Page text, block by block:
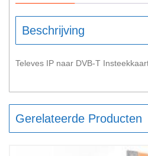
Beschrijving
Televes IP naar DVB-T
Gerelateerde Producten